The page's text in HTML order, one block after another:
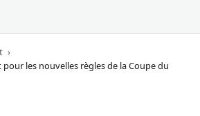
les nouvelles règles de la Coupe du